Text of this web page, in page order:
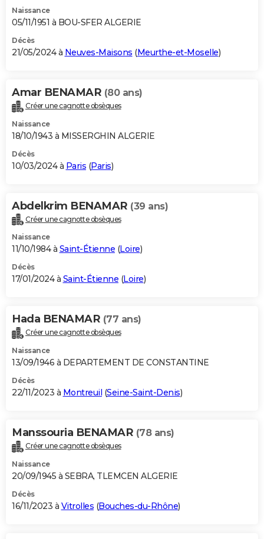
Naissance
05/11/1951 à BOU-SFER ALGERIE
Décès
21/05/2024 à Neuves-Maisons (Meurthe-et-Moselle)
Amar BENAMAR (80 ans)
Créer une cagnotte obsèques
Naissance
18/10/1943 à MISSERGHIN ALGERIE
Décès
10/03/2024 à Paris (Paris)
Abdelkrim BENAMAR (39 ans)
Créer une cagnotte obsèques
Naissance
11/10/1984 à Saint-Étienne (Loire)
Décès
17/01/2024 à Saint-Étienne (Loire)
Hada BENAMAR (77 ans)
Créer une cagnotte obsèques
Naissance
13/09/1946 à DEPARTEMENT DE CONSTANTINE
Décès
22/11/2023 à Montreuil (Seine-Saint-Denis)
Manssouria BENAMAR (78 ans)
Créer une cagnotte obsèques
Naissance
20/09/1945 à SEBRA, TLEMCEN ALGERIE
Décès
16/11/2023 à Vitrolles (Bouches-du-Rhône)